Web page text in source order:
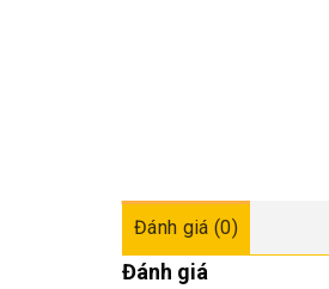
Đánh giá (0)
Đánh giá